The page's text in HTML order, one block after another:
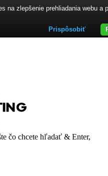
čo chcete hľadať & Enter,
na zlepšenie prehliadania webu a
Prispôsobiť